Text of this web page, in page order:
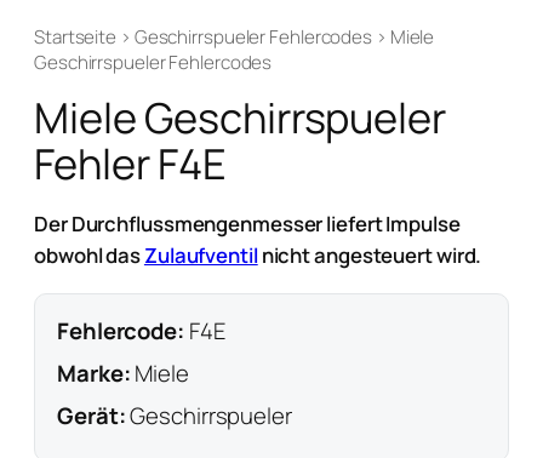
Startseite › Geschirrspueler Fehlercodes › Miele
Geschirrspueler Fehlercodes
Miele Geschirrspueler
Fehler F4E
Der Durchflussmengenmesser liefert Impulse
obwohl dasZulaufventilnicht angesteuert wird.
Fehlercode: F4E
Marke:Miele
Gerät:Geschirrspueler